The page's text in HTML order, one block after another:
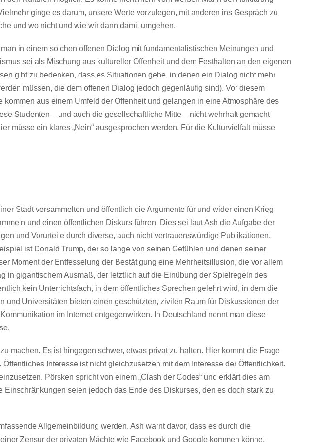
ginge es darum, unsere Werte vorzulegen, mit anderen ins Gespräch zu
und wo nicht und wie wir dann damit umgehen.
in einem solchen offenen Dialog mit fundamentalistischen Meinungen und
sei als Mischung aus kultureller Offenheit und dem Festhalten an den eigenen
gibt zu bedenken, dass es Situationen gebe, in denen ein Dialog nicht mehr
müssen, die dem offenen Dialog jedoch gegenläufig sind). Vor diesem
aus einem Umfeld der Offenheit und gelangen in eine Atmosphäre des
Studenten – und auch die gesellschaftliche Mitte – nicht wehrhaft gemacht
müsse ein klares „Nein“ ausgesprochen werden. Für die Kulturvielfalt müsse
Stadt versammelten und öffentlich die Argumente für und wider einen Krieg
und einen öffentlichen Diskurs führen. Dies sei laut Ash die Aufgabe der
und Vorurteile durch diverse, auch nicht vertrauenswürdige Publikationen,
ist Donald Trump, der so lange von seinen Gefühlen und denen seiner
Moment der Entfesselung der Bestätigung eine Mehrheitsillusion, die vor allem
in gigantischem Ausmaß, der letztlich auf die Einübung der Spielregeln des
kein Unterrichtsfach, in dem öffentliches Sprechen gelehrt wird, in dem die
Universitäten bieten einen geschützten, zivilen Raum für Diskussionen der
im Internet entgegenwirken. In Deutschland nennt man diese
machen. Es ist hingegen schwer, etwas privat zu halten. Hier kommt die Frage
Interesse ist nicht gleichzusetzen mit dem Interesse der Öffentlichkeit.
Pörsken spricht von einem „Clash der Codes“ und erklärt dies am
seien jedoch das Ende des Diskurses, den es doch stark zu
Allgemeinbildung werden. Ash warnt davor, dass es durch die
Zensur der privaten Mächte wie Facebook und Google kommen könne.